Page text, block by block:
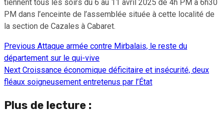
tiennent tous les soirs du 6 au 11 avril 2025 de 4h PM à 6h30
PM dans l’enceinte de l’assemblée située à cette localité de
la section de Cazales à Cabaret.
Continue
Reading
Previous Attaque armée contre Mirbalais, le reste du
département sur le qui-vive
Next Croissance économique déficitaire et insécurité, deux
fléaux soigneusement entretenus par l’État
Plus de lecture :